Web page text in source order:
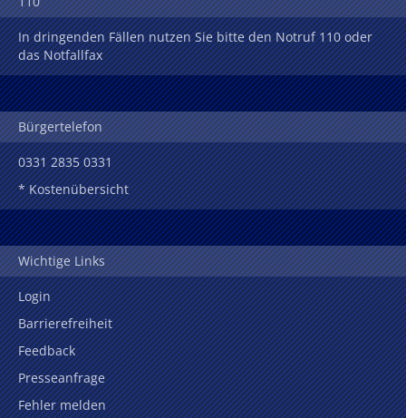
In dringenden Fällen nutzen Sie bitte den Notruf 110 oder
das Notfallfax
Bürgertelefon
0331 2835 0331
* Kostenübersicht
Wichtige Links
Login
Barrierefreiheit
Feedback
Presseanfrage
Fehler melden